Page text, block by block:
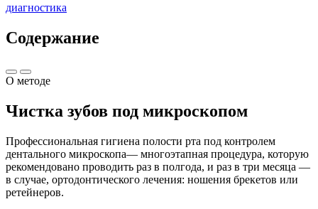
диагностика
Содержание
О методе
Чистка зубов под микроскопом
Профессиональная гигиена полости рта под контролем
дентального микроскопа— многоэтапная процедура, которую
рекомендовано проводить раз в полгода, и раз в три месяца —
в случае, ортодонтического лечения: ношения брекетов или
ретейнеров.